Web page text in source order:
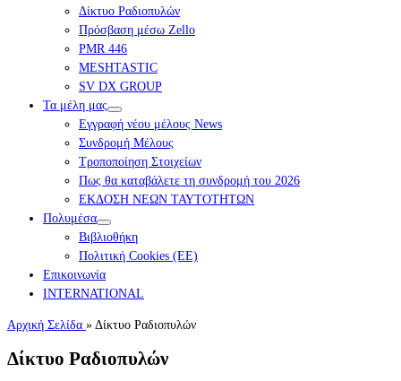
Δίκτυο Ραδιοπυλών
Πρόσβαση μέσω Zello
PMR 446
MESHTASTIC
SV DX GROUP
Τα μέλη μας
Εγγραφή νέου μέλους News
Συνδρομή Μέλους
Τροποποίηση Στοιχείων
Πως θα καταβάλετε τη συνδρομή του 2026
ΕΚΔΟΣΗ ΝΕΩΝ ΤΑΥΤΟΤΗΤΩΝ
Πολυμέσα
Βιβλιοθήκη
Πολιτική Cookies (ΕΕ)
Επικοινωνία
INTERNATIONAL
Αρχική Σελίδα »Δίκτυο Ραδιοπυλών
Δίκτυο Ραδιοπυλών